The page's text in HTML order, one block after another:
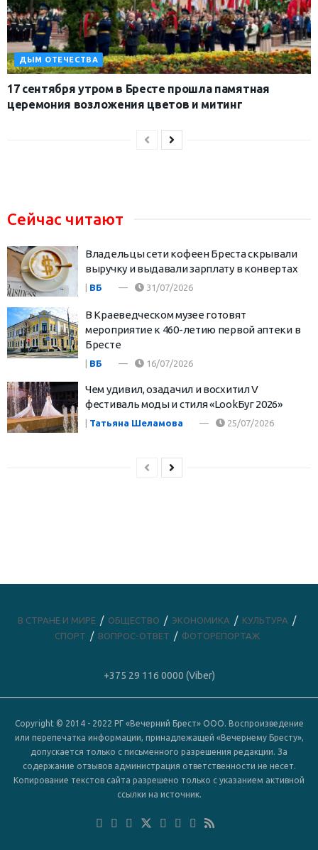
ДЫМ ОТЕЧЕСТВА
17 сентября утром в Бресте прошла памятная
церемония возложения цветов и митинг
Сейчас читают
Владельцы сети кофеен Бреста скрывали
выручку и выдавали зарплату в конвертах
ВБ 31/07/2026
В Краеведческом музее готовят
мероприятие к 460-летию первой аптеки в
Бресте
ВБ 16/07/2026
Чем удивил, озадачил и восхитил V
фестиваль моды и стиля «LookБуг 2026»
Татьяна Шеламова 25/07/2026
В СТРАНЕ И МИРЕ ОБЩЕСТВО ЭКОНОМИКА
КУЛЬТУРА
СПОРТ
ВОПРОС-ОТВЕТ ФОТОРЕПОРТАЖ
+375 29 116 0000 (Viber)
Copyright © 2014 - 2022 РГ «Вечерний Брест» ООО. Воспроизведение
или перепечатка информации, принадлежащей «Вечернему Бресту»,
допускается только с письменного разрешения редакции. За
содержание отзывов администрация ответственности не несет.
Копирование текстов сайта разрешено только с указанием активной
ссылки на источник.